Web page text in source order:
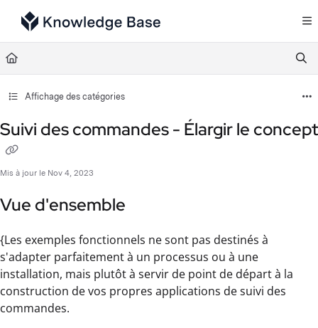
Documentation Index
Fetch the complete documentation index at:
Use this file to discover all available pages before exploring further.
Affichage des catégories
Suivi des commandes - Élargir le concept
Mis à jour le Nov 4, 2023
Vue d'ensemble
{Les exemples fonctionnels ne sont pas destinés à
s'adapter parfaitement à un processus ou à une
installation, mais plutôt à servir de point de départ à la
construction de vos propres applications de suivi des
commandes.